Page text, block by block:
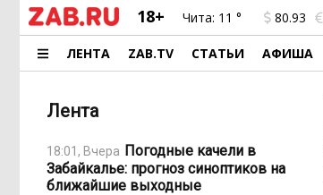
18+ Чита: 11 ° 80.93
ЛЕНТА ZAB.TV СТАТЬИ АФИША
Лента
18:01, Вчера Погодные качели в
Забайкалье: прогноз синоптиков на
ближайшие выходные